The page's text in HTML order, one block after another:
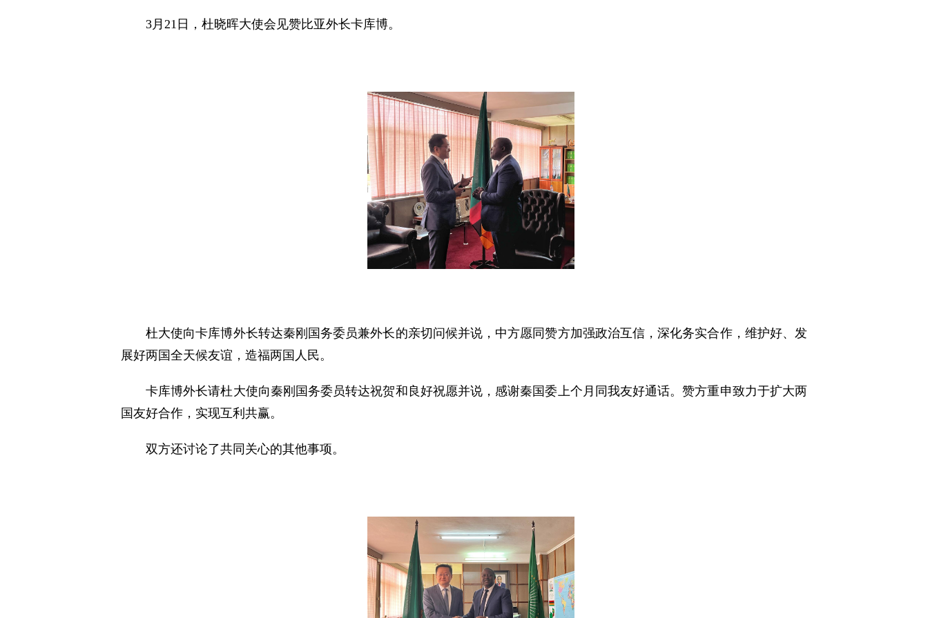
3月21日，杜晓晖大使会见赞比亚外长卡库博。
杜大使向卡库博外长转达秦刚国务委员兼外长的亲切问候并说，中方愿同赞方加强政治互信，深化务实合作，维护好、发
展好两国全天候友谊，造福两国人民。
卡库博外长请杜大使向秦刚国务委员转达祝贺和良好祝愿并说，感谢秦国委上个月同我友好通话。赞方重申致力于扩大两
国友好合作，实现互利共赢。
双方还讨论了共同关心的其他事项。